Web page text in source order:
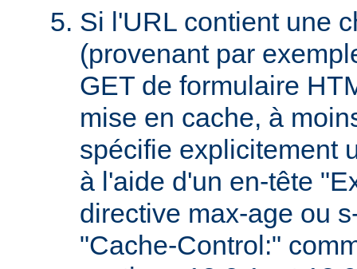
Si l'URL contient une
(provenant par
GET de formulaire
mise en cache, à
spécifie explicitement
à l'aide d'un en-tête
directive max-age ou
"Cache-Control:"